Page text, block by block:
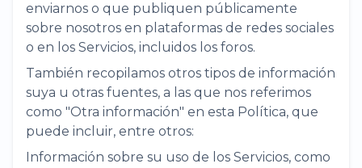
enviarnos o que publiquen públicamente
sobre nosotros en plataformas de redes sociales
o en los Servicios, incluidos los foros.
También recopilamos otros tipos de información
suya u otras fuentes, a las que nos referimos
como "Otra información" en esta Política, que
puede incluir, entre otros:
Información sobre su uso de los Servicios, como